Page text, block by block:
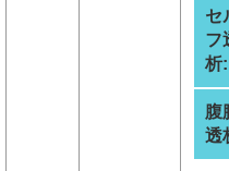
セ
フ
析:
腹
透